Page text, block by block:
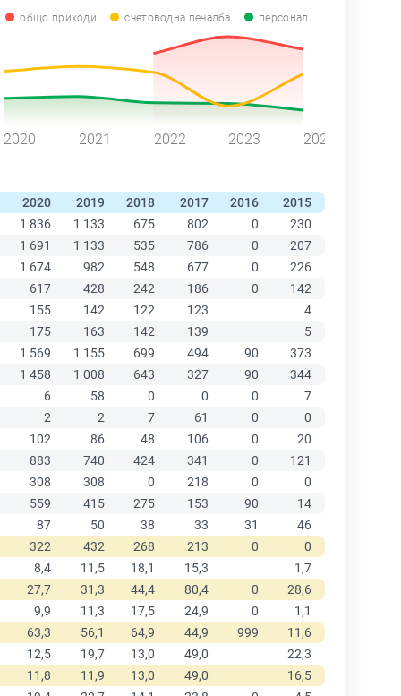
общо приходи счетоводна печалба персонал
2020 2021 2022 2023 2024
2020 2019 2018 2017 2016 2015